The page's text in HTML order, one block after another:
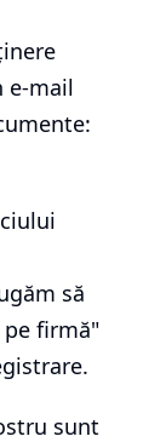
e-mail
să
pe firmă"
sunt